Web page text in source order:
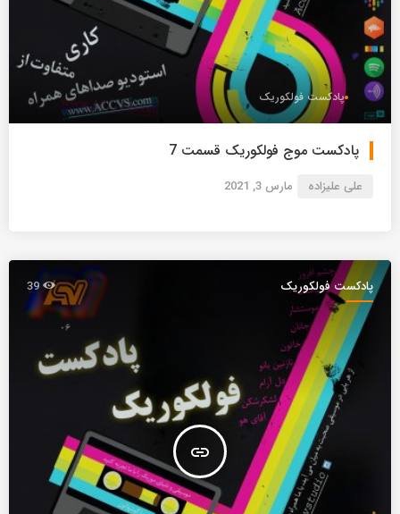
پادکست فولکوریک
پادکست موج فولکوریک قسمت 7
علی علیزاده مارس 3, 2021
پادکست فولکوریک
insert_link
39